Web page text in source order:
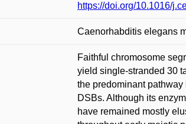
https://doi.org/10.1016/
Caenorhabditis elegans
Faithful chromosome
yield single-stranded 30
the predominant
DSBs. Although its
have remained mostly